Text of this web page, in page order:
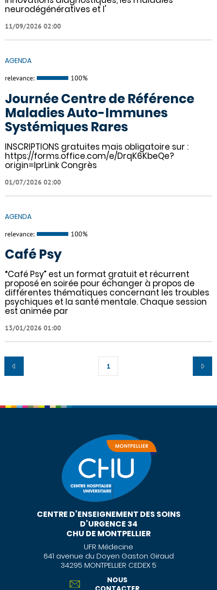
neurodégénératives et l'
11/09/2026 02:00
AGENDA
relevance: 100%
Journée Centre de Référence
Maladies Auto-Immunes
Systémiques Rares
INSCRIPTIONS gratuites mais obligatoire sur :
https://forms.office.com/e/DrqK6KbeQe?
origin=lprLink Congrès
01/07/2026 02:00
AGENDA
relevance: 100%
Café Psy
“Café Psy” est un format gratuit et récurrent
proposé en soirée pour échanger à propos de
différentes thématiques concernant les troubles
psychiques et la santé mentale. Chaque session
est animée par
13/01/2026 01:00
1
CENTRE D’ENSEIGNEMENT DES SOINS
D’URGENCE 34
CHU DE MONTPELLIER
UFR Médecine
641 avenue du Doyen Gaston Giraud
34295 MONTPELLIER CEDEX 5
NOUS